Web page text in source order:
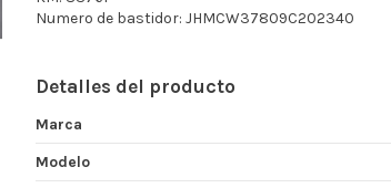
Numero de bastidor: JHMCW37809C202340
Detalles del producto
Marca
Modelo